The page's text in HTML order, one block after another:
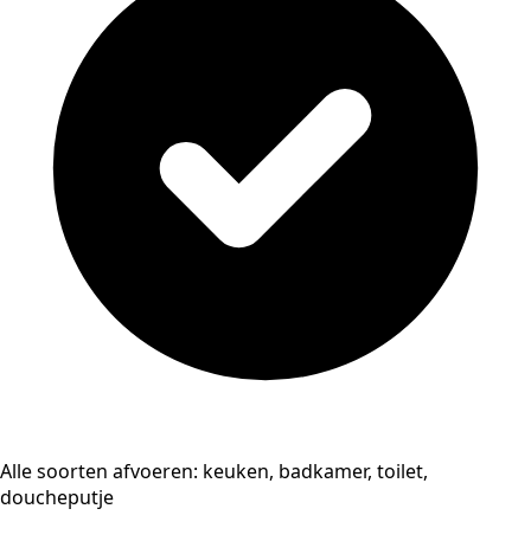
Alle soorten afvoeren: keuken, badkamer, toilet,
doucheputje